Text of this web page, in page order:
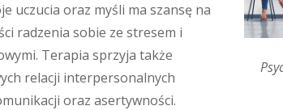
uczucia oraz myśli ma szansę na
radzenia sobie ze stresem i
Terapia sprzyja także
relacji interpersonalnych
oraz asertywności.